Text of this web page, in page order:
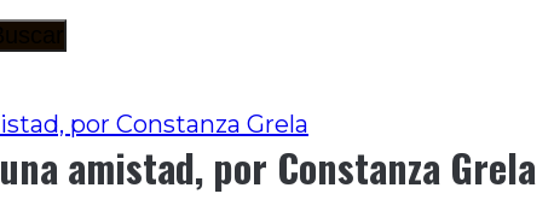
por Constanza Grela
amistad, por Constanza Grela